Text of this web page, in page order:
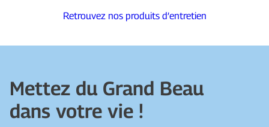
Retrouvez nos produits d’entretien
Mettez du Grand Beau
dans votre vie !